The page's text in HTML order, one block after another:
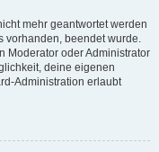
mehr geantwortet werden
beendet wurde.
Moderator oder Administrator
deine eigenen
Administration erlaubt